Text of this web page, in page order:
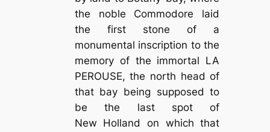
the noble Commodore laid
the first stone of a
monumental inscription to the
memory of the immortal LA
PEROUSE, the north head of
that bay being supposed to
be the last spot of
New Holland on which that